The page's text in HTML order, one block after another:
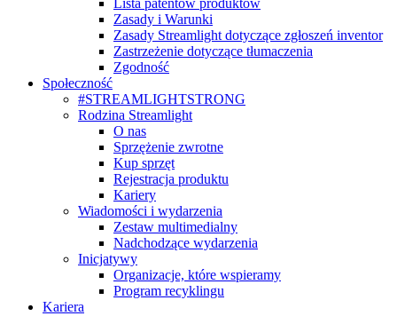
Lista patentów produktów
Zasady i Warunki
Zasady Streamlight dotyczące zgłoszeń inventor
Zastrzeżenie dotyczące tłumaczenia
Zgodność
Społeczność
#STREAMLIGHTSTRONG
Rodzina Streamlight
O nas
Sprzężenie zwrotne
Kup sprzęt
Rejestracja produktu
Kariery
Wiadomości i wydarzenia
Zestaw multimedialny
Nadchodzące wydarzenia
Inicjatywy
Organizacje, które wspieramy
Program recyklingu
Kariera